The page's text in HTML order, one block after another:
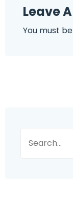
Leave
You must be